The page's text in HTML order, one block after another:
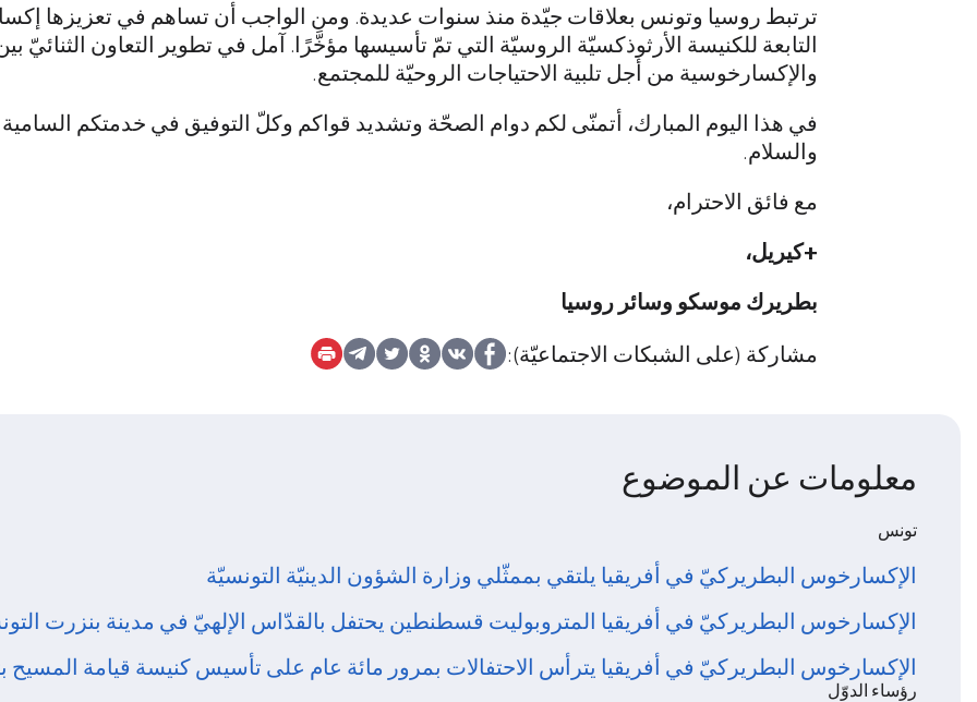
ترتبط روسيا وتونس بعلاقات جيّدة منذ سنوات عديدة. ومن الواجب أن تساهم في تعزيزها
التابعة للكنيسة الأرثوذكسيّة الروسيّة التي تمّ تأسيسها مؤخَّرًا. آمل في تطوير التعاون الثنائيّ
والإكسارخوسية من أجل تلبية الاحتياجات الروحيّة للمجتمع.
في هذا اليوم المبارك، أتمنّى لكم دوام الصحّة وتشديد قواكم وكلّ التوفيق في خدمتكم
والسلام.
مع فائق الاحترام،
+كيريل،
بطريرك موسكو وسائر روسيا
مشاركة (على الشبكات الاجتماعيّة):
معلومات عن الموضوع
تونس
الإكسارخوس البطريركيّ في أفريقيا يلتقي بممثّلي وزارة الشؤون الدينيّة التونسيّة
الإكسارخوس البطريركيّ في أفريقيا المتروبوليت قسطنطين يحتفل بالقدّاس الإلهيّ في مدينة بنزرت
الإكسارخوس البطريركيّ في أفريقيا يترأس الاحتفالات بمرور مائة عام على تأسيس كنيسة قيامة المسيح
رؤساء الدوّل